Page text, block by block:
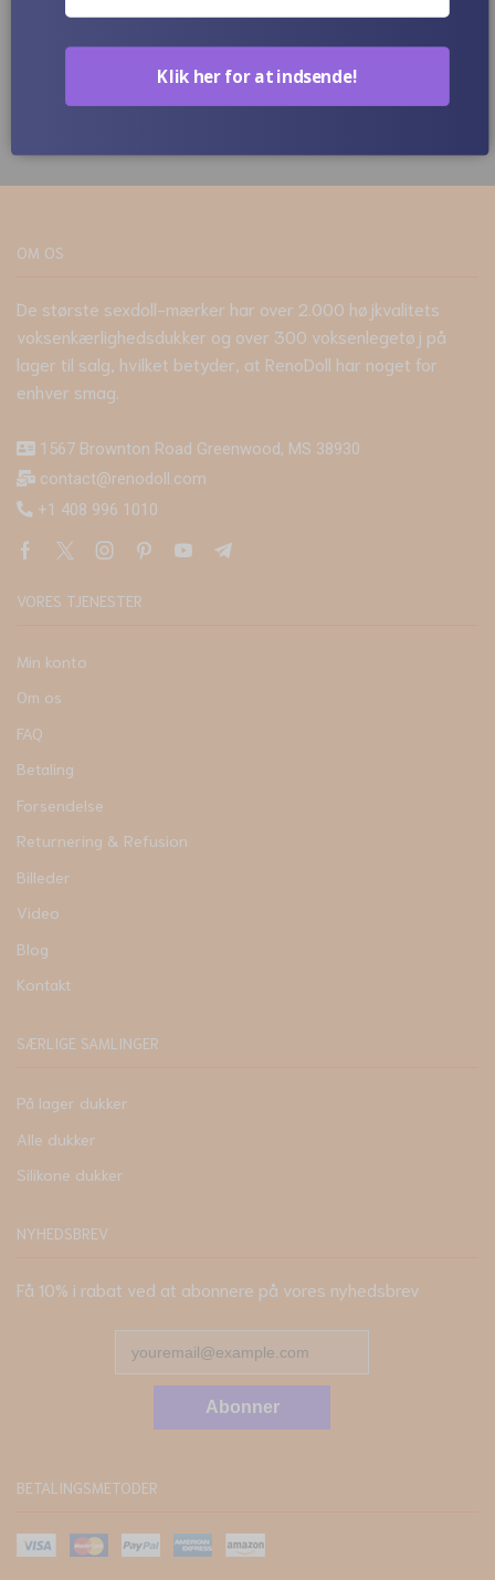
OM OS
De største sexdoll-mærker har over 2.000 højkvalitets
voksenkærlighedsdukker og over 300 voksenlegetøj på
lager til salg, hvilket betyder, at RenoDoll har noget for
enhver smag.
1567 Brownton Road Greenwood, MS 38930
contact@renodoll.com
+1 408 996 1010
VORES TJENESTER
Min konto
Om os
FAQ
Betaling
Forsendelse
Returnering & Refusion
Billeder
Video
Blog
Kontakt
SÆRLIGE SAMLINGER
På lager dukker
Alle dukker
Silikone dukker
NYHEDSBREV
Få 10% i rabat ved at abonnere på vores nyhedsbrev
Abonner
BETALINGSMETODER
Klik her for at indsende!